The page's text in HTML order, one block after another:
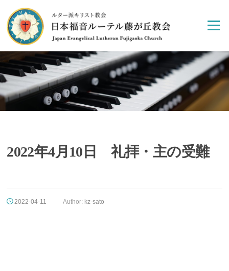
content
Menu
2022年4月10日 礼拝・主の受難
2022-04-11 Author: kz-sato